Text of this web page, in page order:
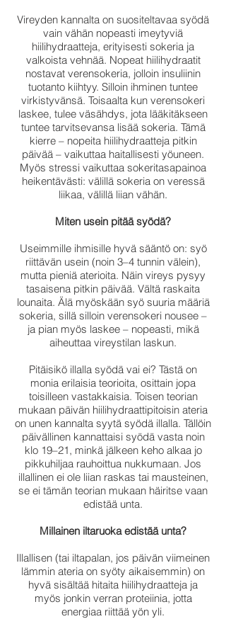
Vireyden kannalta on suositeltavaa syödä
vain vähän nopeasti imeytyviä
hiilihydraatteja, erityisesti sokeria ja
valkoista vehnää. Nopeat hiilihydraatit
nostavat verensokeria, jolloin insuliinin
tuotanto kiihtyy. Silloin ihminen tuntee
virkistyvänsä. Toisaalta kun verensokeri
laskee, tulee väsähdys, jota lääkitäkseen
tuntee tarvitsevansa lisää sokeria. Tämä
kierre – nopeita hiilihydraatteja pitkin
päivää – vaikuttaa haitallisesti yöuneen.
Myös stressi vaikuttaa sokeritasapainoa
heikentävästi: välillä sokeria on veressä
liikaa, välillä liian vähän.
Miten usein pitää syödä?
Useimmille ihmisille hyvä sääntö on: syö
riittävän usein (noin 3–4 tunnin välein),
mutta pieniä aterioita. Näin vireys pysyy
tasaisena pitkin päivää. Vältä raskaita
lounaita. Älä myöskään syö suuria määriä
sokeria, sillä silloin verensokeri nousee –
ja pian myös laskee – nopeasti, mikä
aiheuttaa vireystilan laskun.
Pitäisikö illalla syödä vai ei? Tästä on
monia erilaisia teorioita, osittain jopa
toisilleen vastakkaisia. Toisen teorian
mukaan päivän hiilihydraattipitoisin ateria
on unen kannalta syytä syödä illalla. Tällöin
päivällinen kannattaisi syödä vasta noin
klo 19–21, minkä jälkeen keho alkaa jo
pikkuhiljaa rauhoittua nukkumaan. Jos
illallinen ei ole liian raskas tai mausteinen,
se ei tämän teorian mukaan häiritse vaan
edistää unta.
Millainen iltaruoka edistää unta?
Illallisen (tai iltapalan, jos päivän viimeinen
lämmin ateria on syöty aikaisemmin) on
hyvä sisältää hitaita hiilihydraatteja ja
myös jonkin verran proteiinia, jotta
energiaa riittää yön yli.